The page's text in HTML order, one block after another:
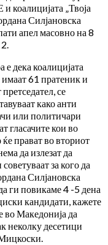
„Твоја
Силјановска
апел масовно на 8
е дека коалицијата
61 пратеник и
се
како анти
или политичари
гласачите кои во
прават во вториот
да излезат да
за кого да
Силјановска
ги повикаме 4 -5 дена
кандидати, кажете
во Македонија да
неколку десетици
Мицкоски.